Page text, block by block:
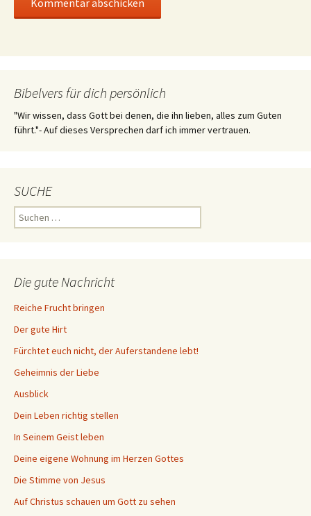
Bibelvers für dich persönlich
"Wir wissen, dass Gott bei denen, die ihn lieben, alles zum Guten
führt."- Auf dieses Versprechen darf ich immer vertrauen.
SUCHE
Suchen
nach:
Die gute Nachricht
Reiche Frucht bringen
Der gute Hirt
Fürchtet euch nicht, der Auferstandene lebt!
Geheimnis der Liebe
Ausblick
Dein Leben richtig stellen
In Seinem Geist leben
Deine eigene Wohnung im Herzen Gottes
Die Stimme von Jesus
Auf Christus schauen um Gott zu sehen